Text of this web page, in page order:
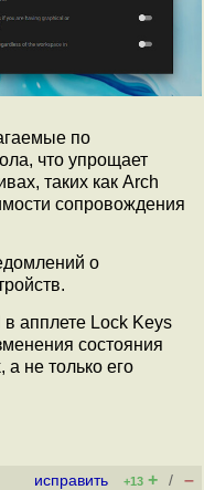
по
что упрощает
таких как Arch
сопровождения
о
апплете Lock Keys
состояния
не только его
исправить +13 + / –